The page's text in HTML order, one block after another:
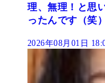
理、無理！と思
ったんです（笑）
2026年08月01日